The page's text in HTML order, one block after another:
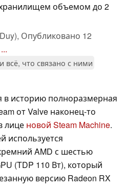
объемом до 2
Опубликовано 12
...
всё, что связано с ними
в историю полноразмерная
от Valve наконец-то
лице новой Steam Machine.
используется
AMD с шестью
(TDP 110 Вт), который
версию Radeon RX